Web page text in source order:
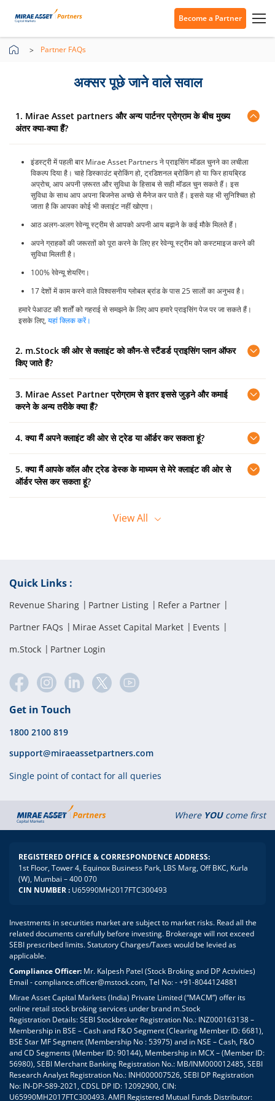
Become a Partner
Partner FAQs
अक्सर पूछे जाने वाले सवाल
1. Mirae Asset partners और अन्य पार्टनर प्रोग्राम के बीच मुख्य
अंतर क्या-क्या हैं?
इंडस्ट्री में पहली बार Mirae Asset Partners ने प्राइसिंग मॉडल चुनने का लचीला
विकल्प दिया है। चाहे डिस्काउंट ब्रोकिंग हो, ट्रडिशनल ब्रोकिंग हो या फिर हायब्रिड
अप्रोच, आप अपनी ज़रूरत और सुविधा के हिसाब से सही मॉडल चुन सकते हैं। इस
सुविधा के साथ आप अपना बिजनेस अच्छे से मैनेज कर पाते हैं। इससे यह भी सुनिश्चित हो
जाता है कि आपका कोई भी क्लाइंट नहीं खोएगा।
आठ अलग-अलग रेवेन्यू स्ट्रीम से आपको अपनी आय बढ़ाने के कई मौके मिलते हैं।
अपने ग्राहकों की जरूरतों को पूरा करने के लिए हर रेवेन्यू स्ट्रीम को कस्टमाइज करने की
सुविधा मिलती है।
100% रेवेन्यू शेयरिंग।
17 देशों में काम करने वाले विश्वसनीय ग्लोबल ब्रांड के पास 25 सालों का अनुभव है।
हमारे पेआउट की शर्तों को गहराई से समझने के लिए आप हमारे प्राइसिंग पेज पर जा सकते हैं।
इसके लिए, यहां क्लिक करें।
2. m.Stock की ओर से क्लाइंट को कौन-से स्टैंडर्ड प्राइसिंग प्लान ऑफर
किए जाते हैं?
m.Stock अपने ग्राहकों को दो प्रकार के ब्रोकरेज खाते प्रदान करता है:
शून्य ब्रोकरेज खाता:ग्राहक डिलीवरी, इंट्राडे, एफएंडओ, आईपीओ और करेंसी (एमटीएफ
ट्रेडों को छोड़कर) में जीवन भर शून्य ब्रोकरेज पर व्यापार कर सकते हैं। खाता खोलने का शुल्क
(एकमुश्त) ₹999 है।
निःशुल्क डिलीवरी खाता:ग्राहक डिलीवरी और आईपीओ पर जीवन भर शून्य ब्रोकरेज पर
व्यापार कर सकते हैं। इंट्राडे, एफएंडओ, करेंसी और एमटीएफ ट्रेडों पर प्रति ऑर्डर ₹20 का
ब्रोकरेज लागू है। खाता खोलने का शुल्क ₹0.
त्रैमासिक परिचालन शुल्क:
अन्य शुल्कों के लिए, यहां क्लिक करें।
3. Mirae Asset Partner प्रोग्राम से इतर इससे जुड़ने और कमाई
करने के अन्य तरीके क्या हैं?
Mirae Asset के साथ जुड़ने और रेवेन्यू कमाने के दो तरीके हैं:
एफिलिएट बनिए:जहां आप हर नए ग्राहक का अकाउंट खुलने पर अपनी कम्युनिटी या क्लाइंट
को m.Stock में लाकर अच्छा कमीशन कमा सकते हैं।
रिफरल प्रोग्राम:आप m.Stock के साथ एक अकाउंट खोल सकते हैं। फिर आपके दोस्तों
4. क्या मैं अपने क्लाइंट की ओर से ट्रेड या ऑर्डर कर सकता हूं?
आपके पास सेवाओं का ‘व्यू ओनली’ एक्सेस ही होगा और आप क्लाइंट की ट्रेडिंग पोजीशन पर
नजर रख पाएंगे। ऑर्डर करने के लिए आपका क्लाइंट हमारे सेंट्रलाइज ‘कॉल एंड ट्रेड’ डीलिंग
डेस्क पर कांटेक्ट कर सकता है और ऑफलाइन ऑर्डर सबमिट कर सकता है। वह 1800
5. क्या मैं आपके कॉल और ट्रेड डेस्क के माध्यम से मेरे क्लाइंट की ओर से
ऑर्डर प्लेस कर सकता हूं?
रजिस्टर मोबाइल नंबर से कॉल एंड ट्रेड डेस्क पर कॉल करके क्लाइंट की ओर से ही ऑर्डर किए
ViewAll
Quick Links :
Revenue Sharing Partner Listing
Refer a Partner
Partner FAQs
Mirae Asset Capital Market
Events
m.Stock
Partner Login
Get in Touch
1800 2100 819
support@miraeassetpartners.com
Single point of contact for all queries
Where YOUcome first
REGISTERED OFFICE & CORRESPONDENCE ADDRESS:
1st Floor, Tower 4, Equinox Business Park, LBS Marg, Off BKC, Kurla
(W), Mumbai – 400 070
CIN NUMBER : U65990MH2017FTC300493
Investments in securities market are subject to market risks. Read all the
related documents carefully before investing. Brokerage will not exceed
SEBI prescribed limits. Statutory Charges/Taxes would be levied as
applicable.
Compliance Officer: Mr. Kalpesh Patel (Stock Broking and DP Activities)
Email - compliance.officer@mstock.com, Tel No: - +91-8044124881
Mirae Asset Capital Markets (India) Private Limited (“MACM”) offer its
online retail stock broking services under brand m.Stock
Registration Details: SEBI Stockbroker Registration No.: INZ000163138 –
Membership in BSE – Cash and F&O Segment (Clearing Member ID: 6681),
BSE Star MF Segment (Membership No : 53975) and in NSE – Cash, F&O
and CD Segments (Member ID: 90144), Membership in MCX – (Member ID:
56980), SEBI Merchant Banking Registration No.: MB/INM000012485, SEBI
Research Analyst Registration No.: INH000007526, SEBI DP Registration
No: IN-DP-589-2021, CDSL DP ID: 12092900, CIN:
U65990MH2017FTC300493. AMFI Registered Mutual Funds Distributor: